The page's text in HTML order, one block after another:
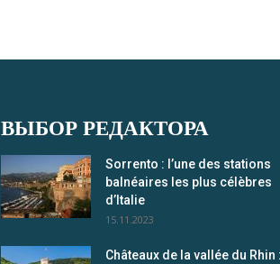
ВЫБОР РЕДАКТОРА
Sorrento : l’une des stations
balnéaires les plus célèbres
d’Italie
15.11.2023
Châteaux de la vallée du Rhin